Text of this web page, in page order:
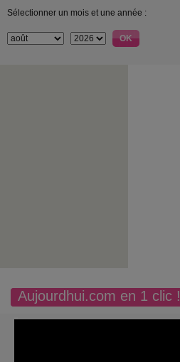
Sélectionner un mois et une année :
Aujourdhui.com en 1 clic !